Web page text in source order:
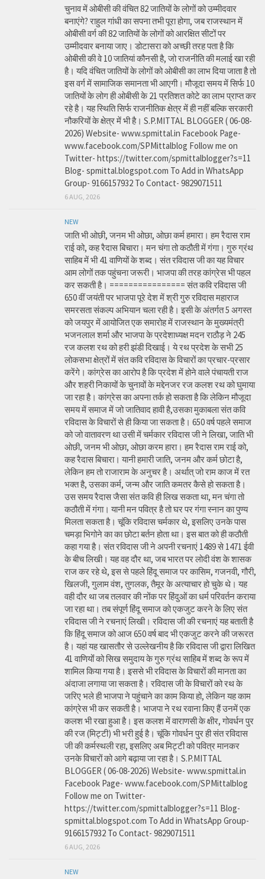
चुनाव में ओबीसी की वंचित 82 जातियों के लोगों को उम्मीदवार
बनाएंगे? राहुल गांधी का सपना तभी पूरा होगा, जब राजस्थान में
ओबीसी वर्ग की 82 जातियों के लोगों को आरक्षित सीटों पर
उम्मीदवार बनाया जाए। डोटासरा को अच्छी तरह पता है कि
ओबीसी की वे 10 जातियां कौनसी है, जो राजनीति की मलाई खा रही
है। यदि वंचित जातियों के लोगों को ओबीसी का लाभ दिया जाता है तो
इस वर्ग में सामाजिक समानता भी आएगी। मौजूदा समय में सिर्फ 10
जातियों के लोग ही ओबीसी के 21 प्रतिशत कोटे का लाभ प्राप्त कर
रहे है। यह स्थिति सिर्फ राजनीतिक क्षेत्र में ही नहीं बल्कि सरकारी
नौकरियों के क्षेत्र में भी है। S.P.MITTAL BLOGGER ( 06-08-
2026) Website- www.spmittal.in Facebook Page-
www.facebook.com/SPMittalblog Follow me on
Twitter- https://twitter.com/spmittalblogger?s=11
Blog- spmittal.blogspot.com To Add in WhatsApp
Group- 9166157932 To Contact- 9829071511
6 AUG, 2026
NEW
जाति भी ओछी, जनम भी ओछा, ओछा कर्म हमारा। हम रैदास राम
राई को, कह रैदास बिचारा। मन चंगा तो कठौती में गंगा। गुरु ग्रंथ
साहिब में भी 41 वाणियों के शब्द। संत रविदास जी का यह विचार
आम लोगों तक पहुंचना जरूरी। भाजपा की तरह कांग्रेस भी पहल
कर सकती है। ================ संत कवि रविदास जी
650 वीं जयंती पर भाजपा पूरे देश में श्री गुरु रविदास महाराज
समरसता संकल्प अभियान चला रही है। इसी के अंतर्गत 5 अगस्त
को जयपुर में आयोजित एक समारोह में राजस्थान के मुख्यमंत्री
भजनलाल शर्मा और भाजपा के प्रदेशाध्यक्ष मदन राठौड़ ने 245
रज कलश रथ को हरी झंडी दिखाई। ये रथ प्रदेश के सभी 25
लोकसभा क्षेत्रों में संत कवि रविदास के विचारों का प्रचार-प्रसार
करेंगे। कांग्रेस का आरोप है कि प्रदेश में होने वाले पंचायती राज
और शहरी निकायों के चुनावों के मद्देनजर रज कलश रथ को घुमाया
जा रहा है। कांग्रेस का अपना तर्क हो सकता है कि लेकिन मौजूदा
समय में समाज में जो जातिवाद हावी है,उसका मुकाबला संत कवि
रविदास के विचारों से ही किया जा सकता है। 650 वर्ष पहले समाज
को जो वातावरण था उसी में चर्मकार रविदास जी ने लिखा, जाति भी
ओछी, जनम भी ओछा, ओछा करम हारा। हम रैदास राम राई को,
कह रैदास बिचारा। यानी हमारी जाति, जनम और कर्म छोटा है,
लेकिन हम तो राजाराम के अनुचर है। अर्थात् जो राम काज में रत
भक्त है, उसका कर्म, जन्म और जाति कमतर कैसे हो सकता है।
उस समय रैदास जैसा संत कवि ही लिख सकता था, मन चंगा तो
कठौती में गंगा। यानी मन पवित्र है तो घर पर गंगा स्नान का पुण्य
मिलता सकता है। चूंकि रविदास चर्मकार थे, इसलिए उनके पास
चमड़ा भिगोने का का छोटा बर्तन होता था। इस बात को ही कठौती
कहा गया है। संत रविदास जी ने अपनी रचनाएं 1489 से 1471 ईवी
के बीच लिखी। यह वह दौर था, जब भारत पर लोदी वंश के शासक
राज कर रहे थे, इस से पहले हिंदू समाज पर कासिम, गजनवी, गौरी,
खिलजी, गुलाम वंश, तुगलक, तैमूर के अत्याचार हो चुके थे। यह
वही दौर था जब तलवार की नोंक पर हिंदुओं का धर्म परिवर्तन कराया
जा रहा था। तब संपूर्ण हिंदू समाज को एकजुट करने के लिए संत
रविदास जी ने रचनाएं लिखी। रविदास जी की रचनाएं यह बताती है
कि हिंदू समाज को आज 650 वर्ष बाद भी एकजुट करने की जरूरत
है। यहां यह खासतौर से उल्लेखनीय है कि रविदास जी द्वारा लिखित
41 वाणियोंं को सिख समुदाय के गुरु ग्रंथ साहिब में शब्द के रूप में
शामिल किया गया है। इससे भी रविदास के विचारों की मानता का
अंदाजा लगाया जा सकता है। रविदास जी के विचारों को रथ के
जरिए भले ही भाजपा ने पहुंचाने का काम किया हो, लेकिन यह काम
कांग्रेस भी कर सकती है। भाजपा ने रथ रवाना किए हैं उनमें एक
कलश भी रखा हुआ है। इस कलश में वाराणसी के क्षीर, गोवर्धन पुर
की रज (मिट्टी) भी भरी हुई है। चूंकि गोवर्धन पुर ही संत रविदास
जी की कर्मस्थली रहा, इसलिए अब मिट्टी को पवित्र मानकर
उनके विचारों को आगे बढ़ाया जा रहा है। S.P.MITTAL
BLOGGER ( 06-08-2026) Website- www.spmittal.in
Facebook Page- www.facebook.com/SPMittalblog
Follow me on Twitter-
https://twitter.com/spmittalblogger?s=11 Blog-
spmittal.blogspot.com To Add in WhatsApp Group-
9166157932 To Contact- 9829071511
6 AUG, 2026
NEW